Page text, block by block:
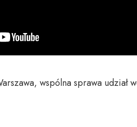
wspólna sprawa udział